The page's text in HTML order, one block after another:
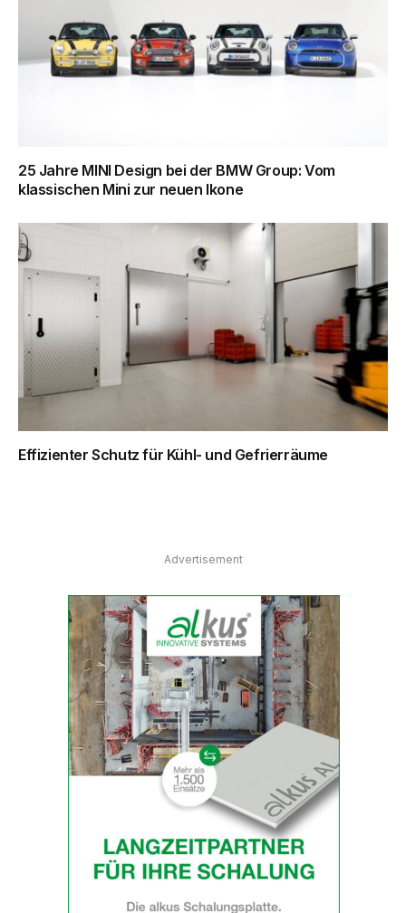
25 Jahre MINI Design bei der BMW Group: Vom
klassischen Mini zur neuen Ikone
Effizienter Schutz für Kühl- und Gefrierräume
Advertisement